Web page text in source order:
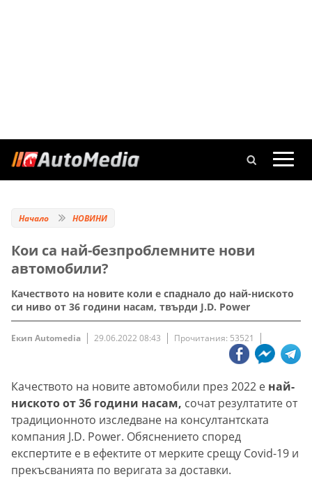
Начало НОВИНИ
Кои са най-безпроблемните нови
автомобили?
Качеството на новите коли е спаднало до най-ниското
си ниво от 36 години насам, твърди J.D. Power
Екип Automedia 29.06.2022 08:43 Прочитания: 53521
Качеството на новите автомобили през 2022 е най-
ниското от 36 години насам, сочат резултатите от
традиционното изследване на консултантската
компания J.D. Power. Обяснението според
експертите е в ефектите от мерките срещу Covid-19 и
прекъсванията по веригата за доставки.